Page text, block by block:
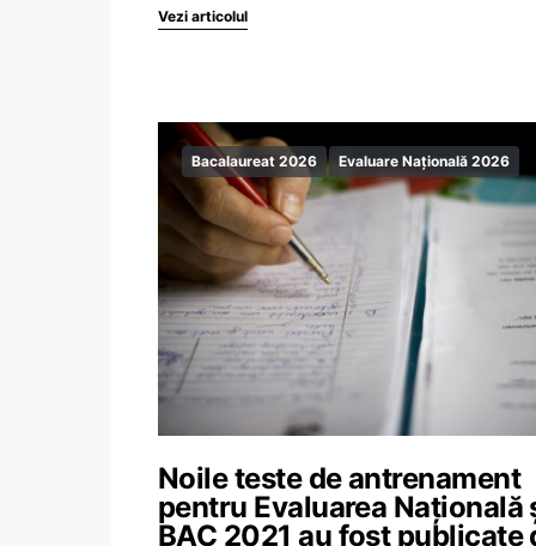
Vezi articolul
Bacalaureat 2026 Evaluare Națională 2026
Noile teste de antrenament
pentru Evaluarea Națională
BAC 2021 au fost publicate